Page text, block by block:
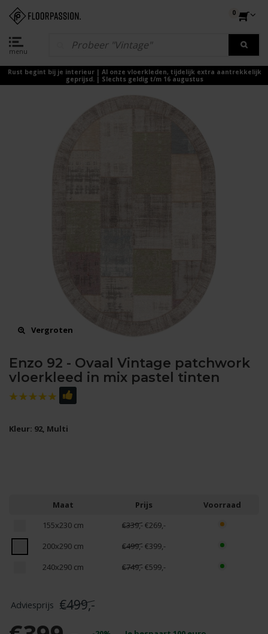
menu
0
Rust begint bij je interieur | Al onze vloerkleden, tijdelijk extra aantrekkelijk
geprijsd. | Slechts geldig t/m 16 augustus
Vergroten
Enzo 92 - Ovaal Vintage patchwork
vloerkleed in mix pastel tinten
Kleur: 92, Multi
Maat Prijs
Voorraad
155x230 cm
€339,-€269,-
200x290 cm
€499,-€399,-
240x290 cm
€749,-€599,-
€499,-